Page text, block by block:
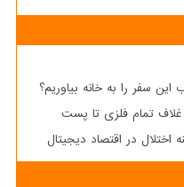
سفر را به خانه بیاوریم؟
غلاف تمام فلزی تا پست
اختلال در اقتصاد دیجیتال